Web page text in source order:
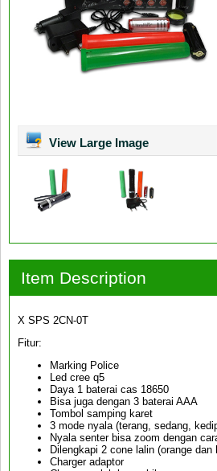
View Large Image
Item Description
X SPS 2CN-0T
Fitur:
Marking Police
Led cree q5
Daya 1 baterai cas 18650
Bisa juga dengan 3 baterai AAA
Tombol samping karet
3 mode nyala (terang, sedang,
Nyala senter bisa zoom dengan
Dilengkapi 2 cone lalin (orange dan
Charger adaptor